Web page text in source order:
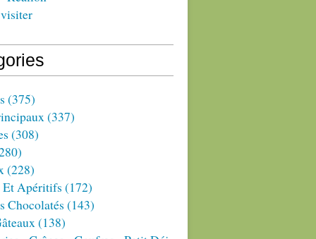
(375)
(337)
(308)
(228)
Et Apéritifs (172)
Chocolatés (143)
(138)